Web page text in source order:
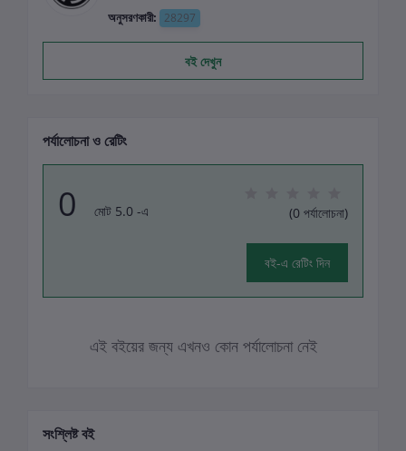
অনুসরণকারী: 28297
বই দেখুন
পর্যালোচনা ও রেটিং
0 মোট 5.0 -এ (0 পর্যালোচনা)
বই-এ রেটিং দিন
এই বইয়ের জন্য এখনও কোন পর্যালোচনা নেই
সংশ্লিষ্ট বই